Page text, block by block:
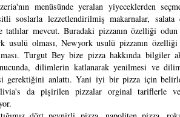
menüsünde yeralan yiyeceklerden
soslarla lezzetlendirilmiş makarnalar, salata
tatlılar mevcut. Buradaki pizzanın özelliği odun
usulü olması, Newyork usulü pizzanın
Turgut Bey bize pizza hakkında bilgiler
dilimlerin katlanarak yenilmesi ve
gerektiğini anlattı. Yani iyi bir pizza için
da pişirilen pizzalar orginal tariflerle